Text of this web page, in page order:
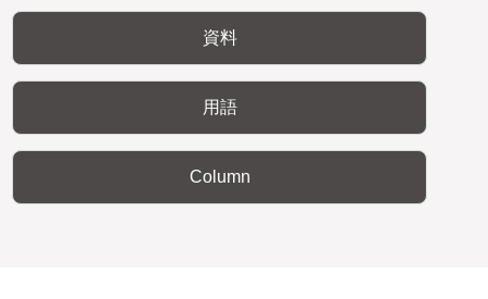
資料
用語
Column